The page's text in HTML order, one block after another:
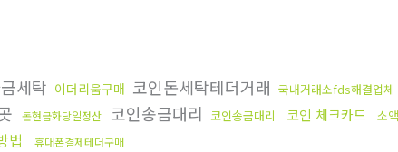
세탁 이더리움구매 코인돈세탁테더거래 국내거래소fds해결업체
돈현금화당일정산 코인송금대리 코인송금대리 코인 체크카드 소
법
휴대폰결제테더구매